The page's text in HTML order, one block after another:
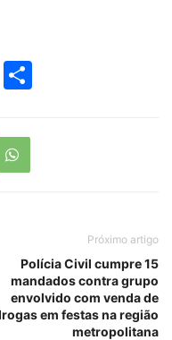
Copy
Próximo artigo
Polícia Civil cumpre 15
mandados contra grupo
envolvido com venda de
em festas na região
metropolitana